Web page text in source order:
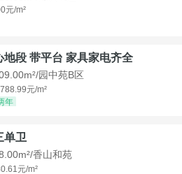
元/m²
地段 带平台 家具家电齐全
园中苑B区
元/m²
年
单卫
香山和苑
元/m²